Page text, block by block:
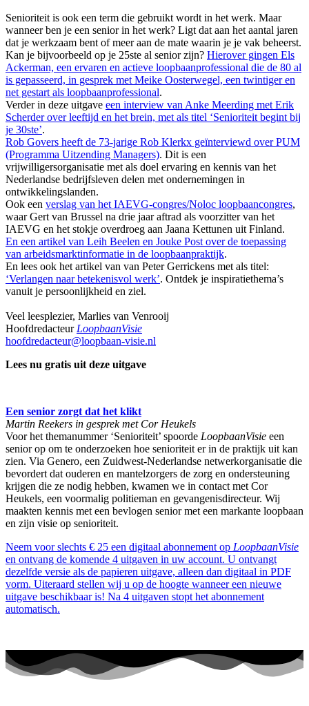
Senioriteit is ook een term die gebruikt wordt in het werk. Maar
wanneer ben je een senior in het werk? Ligt dat aan het aantal jaren
dat je werkzaam bent of meer aan de mate waarin je je vak beheerst.
Kan je bijvoorbeeld op je 25ste al senior zijn? Hierover gingen Els
Ackerman, een ervaren en actieve loopbaanprofessional die de 80 al
is gepasseerd, in gesprek met Meike Oosterwegel, een twintiger en
net gestart als loopbaanprofessional.
Verder in deze uitgave een interview van Anke Meerding met Erik
Scherder over leeftijd en het brein, met als titel ‘Senioriteit begint bij
je 30ste’.
Rob Govers heeft de 73-jarige Rob Klerkx geïnterviewd over PUM
(Programma Uitzending Managers). Dit is een
vrijwilligersorganisatie met als doel ervaring en kennis van het
Nederlandse bedrijfsleven delen met ondernemingen in
ontwikkelingslanden.
Ook een verslag van het IAEVG-congres/Noloc loopbaancongres,
waar Gert van Brussel na drie jaar aftrad als voorzitter van het
IAEVG en het stokje overdroeg aan Jaana Kettunen uit Finland.
En een artikel van Leih Beelen en Jouke Post over de toepassing
van arbeidsmarktinformatie in de loopbaanpraktijk.
En lees ook het artikel van van Peter Gerrickens met als titel:
‘Verlangen naar betekenisvol werk’. Ontdek je inspiratiethema’s
vanuit je persoonlijkheid en ziel.
Veel leesplezier, Marlies van Venrooij
Hoofdredacteur LoopbaanVisie
hoofdredacteur@loopbaan-visie.nl
Lees nu gratis uit deze uitgave
Een senior zorgt dat het klikt
Martin Reekers in gesprek met Cor Heukels
Voor het themanummer ‘Senioriteit’ spoorde LoopbaanVisie een
senior op om te onderzoeken hoe senioriteit er in de praktijk uit kan
zien. Via Genero, een Zuidwest-Nederlandse netwerkorganisatie die
bevordert dat ouderen en mantelzorgers de zorg en ondersteuning
krijgen die ze nodig hebben, kwamen we in contact met Cor
Heukels, een voormalig politieman en gevangenisdirecteur. Wij
maakten kennis met een bevlogen senior met een markante loopbaan
en zijn visie op senioriteit.
Neem voor slechts € 25 een digitaal abonnement op LoopbaanVisie
en ontvang de komende 4 uitgaven in uw account. U ontvangt
dezelfde versie als de papieren uitgave, alleen dan digitaal in PDF
vorm. Uiteraard stellen wij u op de hoogte wanneer een nieuwe
uitgave beschikbaar is! Na 4 uitgaven stopt het abonnement
automatisch.